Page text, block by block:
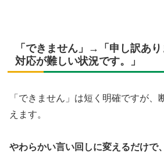
「できません」→「申し訳あ
対応が難しい状況です。」
「できません」は短く明確ですが、
えます。
やわらかい言い回しに変えるだけで